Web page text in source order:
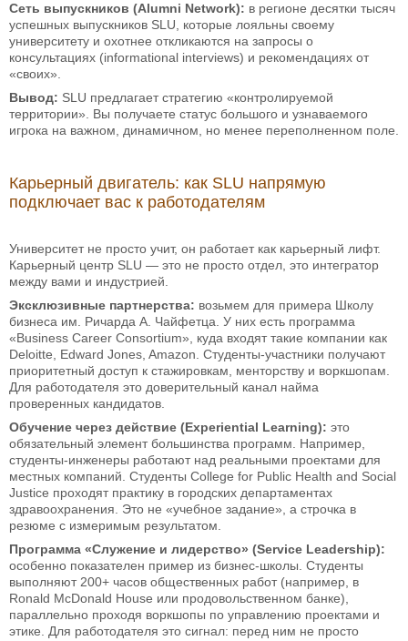
Сеть выпускников (Alumni Network): в регионе десятки тысяч
успешных выпускников SLU, которые лояльны своему
университету и охотнее откликаются на запросы о
консультациях (informational interviews) и рекомендациях от
«своих».
Вывод: SLU предлагает стратегию «контролируемой
территории». Вы получаете статус большого и узнаваемого
игрока на важном, динамичном, но менее переполненном поле.
Карьерный двигатель: как SLU напрямую
подключает вас к работодателям
Университет не просто учит, он работает как карьерный лифт.
Карьерный центр SLU — это не просто отдел, это интегратор
между вами и индустрией.
Эксклюзивные партнерства: возьмем для примера Школу
бизнеса им. Ричарда А. Чайфетца. У них есть программа
«Business Career Consortium», куда входят такие компании как
Deloitte, Edward Jones, Amazon. Студенты-участники получают
приоритетный доступ к стажировкам, менторству и воркшопам.
Для работодателя это доверительный канал найма
проверенных кандидатов.
Обучение через действие (Experiential Learning): это
обязательный элемент большинства программ. Например,
студенты-инженеры работают над реальными проектами для
местных компаний. Студенты College for Public Health and Social
Justice проходят практику в городских департаментах
здравоохранения. Это не «учебное задание», а строчка в
резюме с измеримым результатом.
Программа «Служение и лидерство» (Service Leadership):
особенно показателен пример из бизнес-школы. Студенты
выполняют 200+ часов общественных работ (например, в
Ronald McDonald House или продовольственном банке),
параллельно проходя воркшопы по управлению проектами и
этике. Для работодателя это сигнал: перед ним не просто